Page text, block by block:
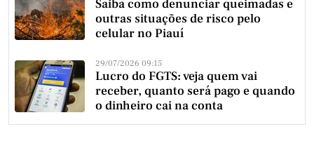
Saiba como denunciar queimadas e
outras situações de risco pelo
celular no Piauí
29/07/2026 09:15
Lucro do FGTS: veja quem vai
receber, quanto será pago e quando
o dinheiro cai na conta